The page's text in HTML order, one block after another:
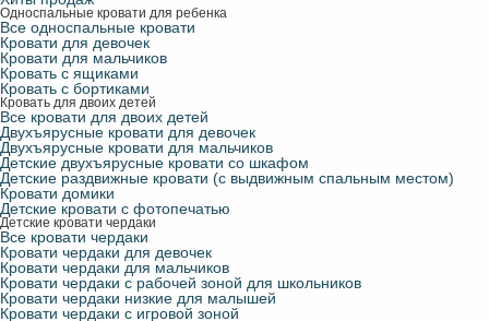
Односпальные кровати для ребенка
Все односпальные кровати
Кровати для девочек
Кровати для мальчиков
Кровать с ящиками
Кровать с бортиками
Кровать для двоих детей
Все кровати для двоих детей
Двухъярусные кровати для девочек
Двухъярусные кровати для мальчиков
Детские двухъярусные кровати со шкафом
Детские раздвижные кровати (с выдвижным спальным местом)
Кровати домики
Детские кровати с фотопечатью
Детские кровати чердаки
Все кровати чердаки
Кровати чердаки для девочек
Кровати чердаки для мальчиков
Кровати чердаки с рабочей зоной для школьников
Кровати чердаки низкие для малышей
Кровати чердаки с игровой зоной